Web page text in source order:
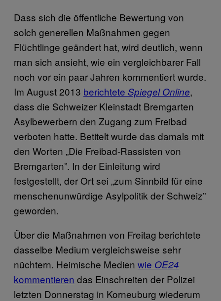
Dass sich die öffentliche Bewertung von
solch generellen Maßnahmen gegen
Flüchtlinge geändert hat, wird deutlich, wenn
man sich ansieht, wie ein vergleichbarer Fall
noch vor ein paar Jahren kommentiert wurde.
Im August 2013 berichtete Spiegel Online,
dass die Schweizer Kleinstadt Bremgarten
Asylbewerbern den Zugang zum Freibad
verboten hatte. Betitelt wurde das damals mit
den Worten „Die Freibad-Rassisten von
Bremgarten”. In der Einleitung wird
festgestellt, der Ort sei „zum Sinnbild für eine
menschenunwürdige Asylpolitik der Schweiz”
geworden.
Über die Maßnahmen von Freitag berichtete
dasselbe Medium vergleichsweise sehr
nüchtern. Heimische Medien wie OE24
kommentieren das Einschreiten der Polizei
letzten Donnerstag in Korneuburg wiederum